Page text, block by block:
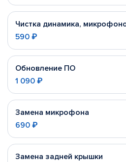
Чистка динамика,
590 ₽
Обновление ПО
1 090 ₽
Замена микрофона
690 ₽
Замена задней крышки